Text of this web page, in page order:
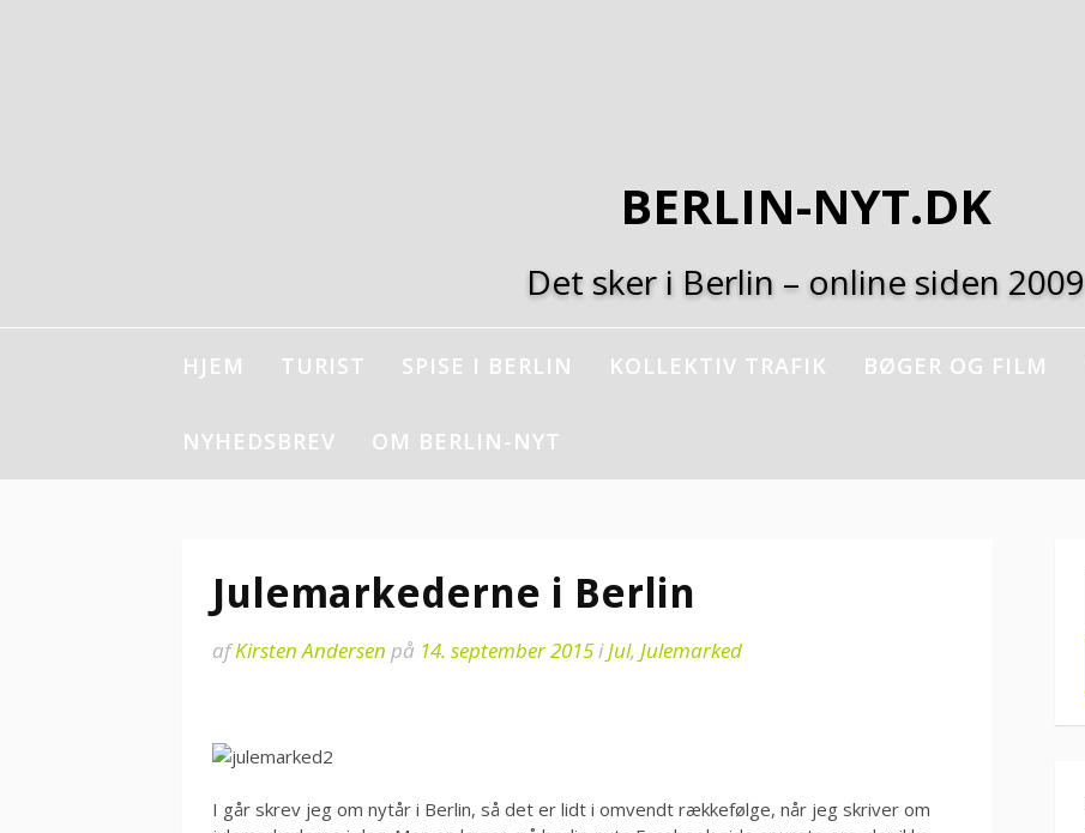
BERLIN-NYT.DK
Det sker i Berlin – online siden 2009
HJEM TURIST SPISE I BERLIN KOLLEKTIV TRAFIK BØGER OG FILM
NYHEDSBREV OM BERLIN-NYT
Julemarkederne i Berlin
afKirsten Andersen på 14. september 2015iJul, Julemarked
I går skrev jeg om nytår i Berlin, så det er lidt i omvendt rækkefølge, når jeg skriver om